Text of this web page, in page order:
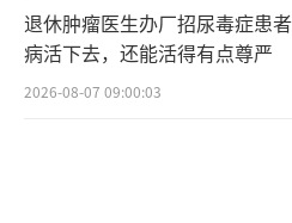
退休肿瘤医生办厂招尿毒症患
病活下去，还能活得有点尊严
2026-08-07 09:00:03